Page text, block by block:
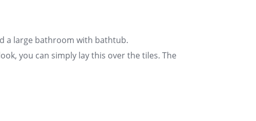
a large bathroom with bathtub.
you can simply lay this over the tiles. The